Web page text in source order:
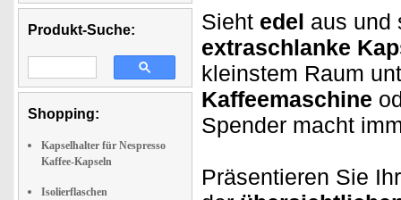
Produkt-Suche:
Shopping:
Kapselhalter für Nespresso
Kaffee-Kapseln
Isolierflaschen
Sieht edel aus
extraschlanke
kleinstem Raum
Kaffeemaschine
Spender macht
Präsentieren Sie